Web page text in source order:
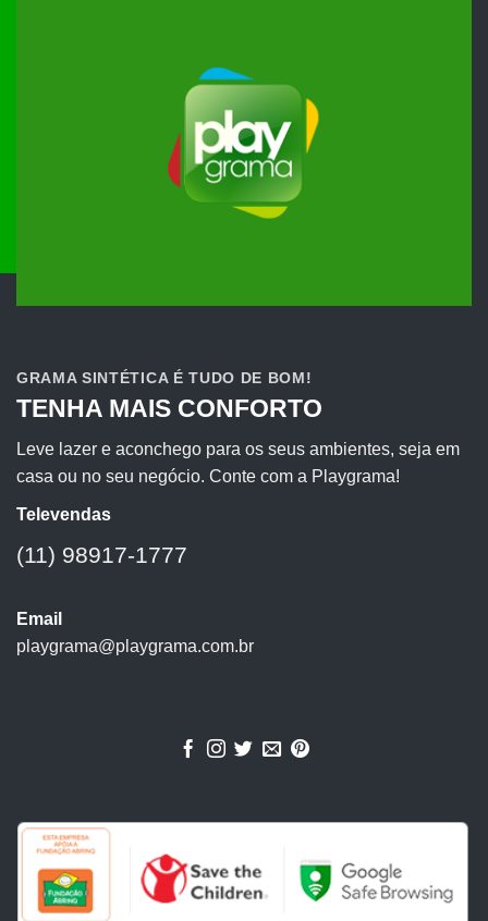
GRAMA SINTÉTICA É TUDO DE BOM!
TENHA MAIS CONFORTO
Leve lazer e aconchego para os seus ambientes, seja em
casa ou no seu negócio. Conte com a Playgrama!
Televendas
(11) 98917-1777
Email
playgrama@playgrama.com.br